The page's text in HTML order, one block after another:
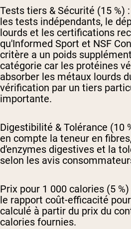
Tests tiers & Sécurité (15 %) :
les tests indépendants, le
lourds et les certifications
qu'Informed Sport et NSF
critère a un poids
catégorie car les protéines
absorber les métaux lourds
vérification par un tiers
importante.
Digestibilité & Tolérance (10
en compte la teneur en
d'enzymes digestives et la
selon les avis
Prix pour 1 000 calories (5 %)
le rapport coût-efficacité
calculé à partir du prix du
calories fournies.